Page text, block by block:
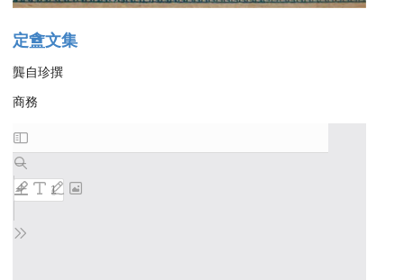
定盦文集
龔自珍撰
商務